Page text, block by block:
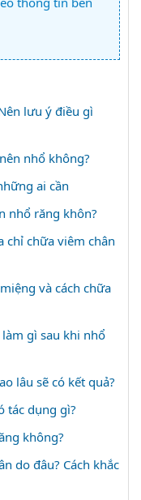
lưu ý điều gì
nhổ không?
ai cần
nhổ răng khôn?
chỉ chữa viêm chân
và cách chữa
làm gì sau khi nhổ
lâu sẽ có kết quả?
tác dụng gì?
không?
do đâu? Cách khắc